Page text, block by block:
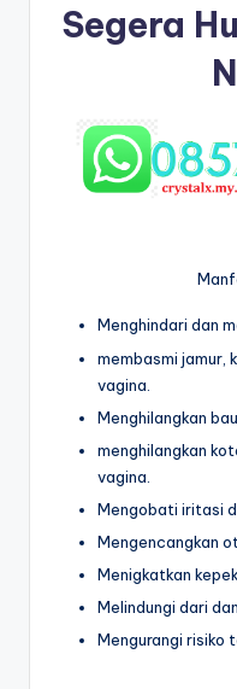
Segera
Menghindari dan
membasmi jamur,
vagina.
Menghilangkan
menghilangkan
vagina.
Mengobati iritasi
Mengencangkan
Menigkatkan
Melindungi dari
Mengurangi risiko